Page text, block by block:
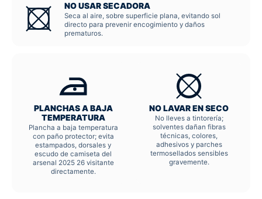
NO USAR SECADORA
Seca al aire, sobre superficie plana, evitando sol
directo para prevenir encogimiento y daños
prematuros.
PLANCHAS A BAJA
TEMPERATURA
Plancha a baja temperatura
con paño protector; evita
estampados, dorsales y
escudo de camiseta del
arsenal 2025 26 visitante
directamente.
NO LAVAR EN SECO
No lleves a tintorería;
solventes dañan fibras
técnicas, colores,
adhesivos y parches
termosellados sensibles
gravemente.